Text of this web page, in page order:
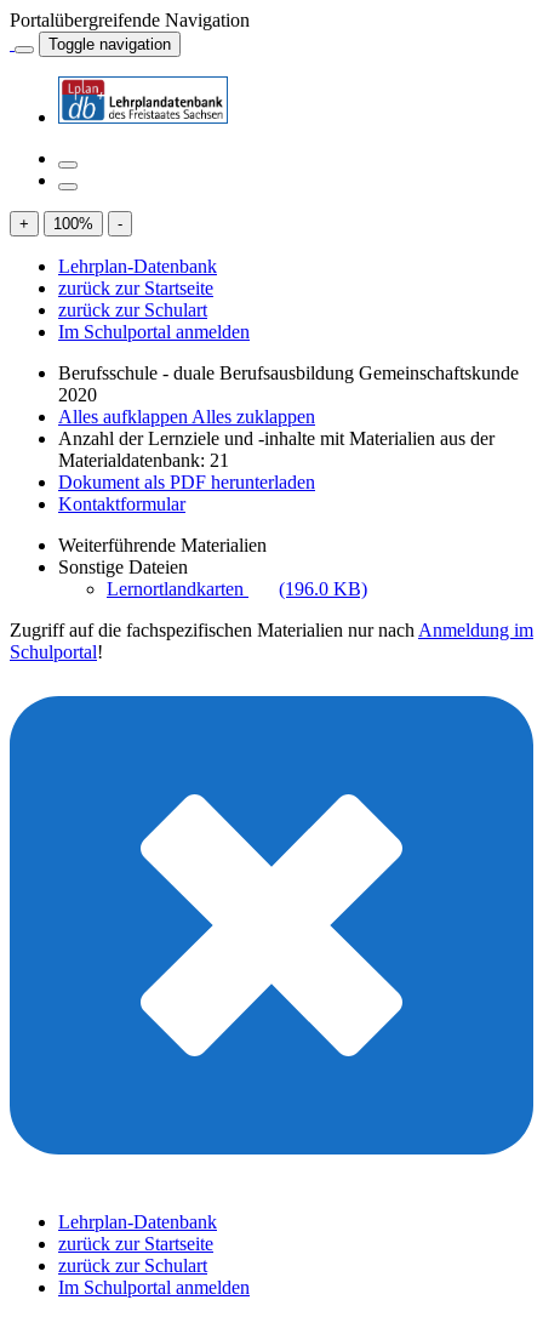
Portalübergreifende Navigation
Toggle navigation
+ 100% -
Lehrplan-Datenbank
zurück zur Startseite
zurück zur Schulart
Im Schulportal anmelden
Berufsschule - duale Berufsausbildung Gemeinschaftskunde
2020
Alles aufklappen Alles zuklappen
Anzahl der Lernziele und -inhalte mit Materialien aus der
Materialdatenbank: 21
Dokument als PDF herunterladen
Kontaktformular
Weiterführende Materialien
Sonstige Dateien
Lernortlandkarten
(196.0 KB)
Zugriff auf die fachspezifischen Materialien nur nach Anmeldung im
Schulportal!
Lehrplan-Datenbank
zurück zur Startseite
zurück zur Schulart
Im Schulportal anmelden